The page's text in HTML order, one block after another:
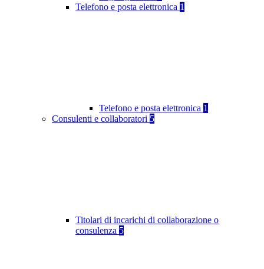
Telefono e posta elettronica 1
Telefono e posta elettronica 1
Consulenti e collaboratori 5
Titolari di incarichi di collaborazione o
consulenza 5